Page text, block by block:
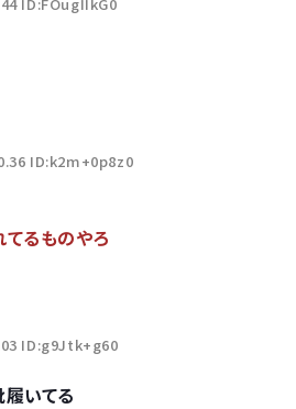
ID:k2m+0p8z0
るものやろ
ID:g9Jtk+g60
いてる